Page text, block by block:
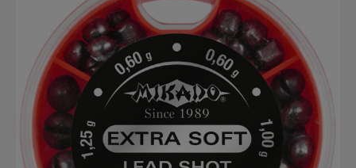
Interfiske
Rullar
Spön
Fiskeset